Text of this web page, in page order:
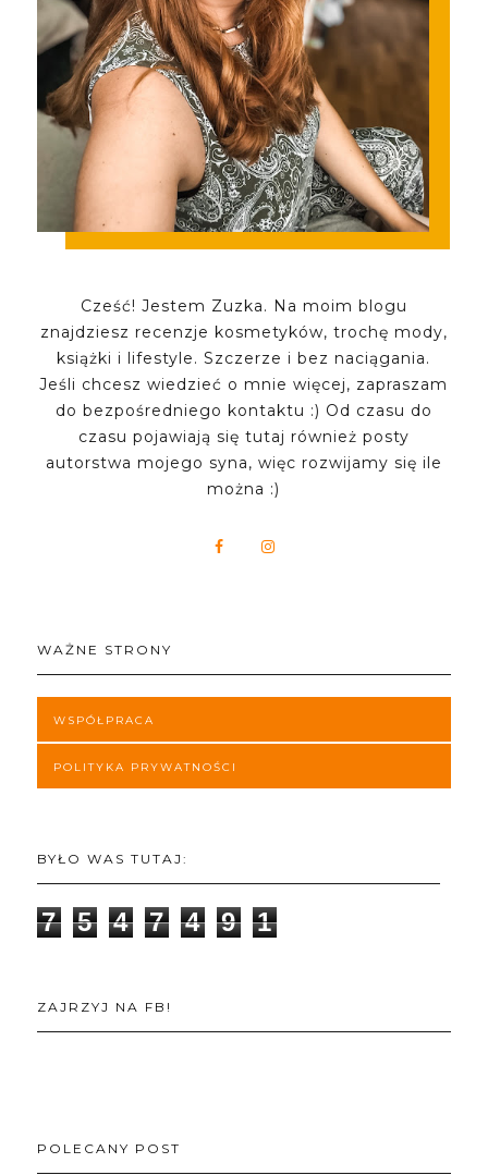
Cześć! Jestem Zuzka. Na moim blogu
znajdziesz recenzje kosmetyków, trochę mody,
książki i lifestyle. Szczerze i bez naciągania.
Jeśli chcesz wiedzieć o mnie więcej, zapraszam
do bezpośredniego kontaktu :) Od czasu do
czasu pojawiają się tutaj również posty
autorstwa mojego syna, więc rozwijamy się ile
można :)
WAŻNE STRONY
WSPÓŁPRACA
POLITYKA PRYWATNOŚCI
BYŁO WAS TUTAJ:
7 5 4 7 4 9 1
ZAJRZYJ NA FB!
POLECANY POST